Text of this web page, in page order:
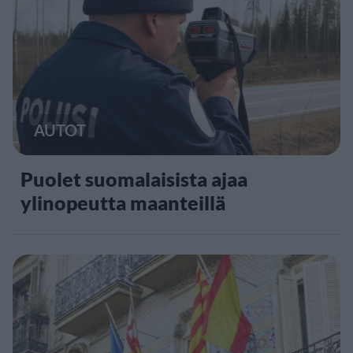
AUTOT
Puolet suomalaisista ajaa
ylinopeutta maanteillä